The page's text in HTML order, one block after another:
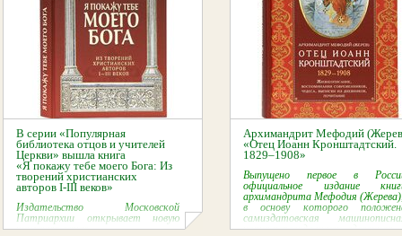
В серии «Популярная
библиотека отцов и учителей
Церкви» вышла книга
«Я покажу тебе моего Бога: Из
творений христианских
авторов I-III веков»
Издательство Московской
Патриархии открывает новую
книжную серию
Архимандрит Мефодий
«Отец Иоанн Кронштадтский.
1829–1908»
Выпущено первое в
официальное издание
архимандрита Мефодия
в основу которого
самиздатовская
копия перевода книги, сделанная